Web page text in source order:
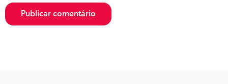
Publicar comentário